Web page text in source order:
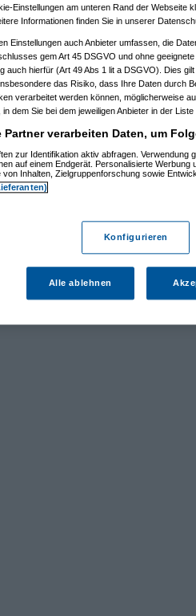
Einstellungen am unteren Rand der Webseite
Informationen finden Sie in unserer
Einstellungen auch Anbieter umfassen, die
gem Art 45 DSGVO und ohne
auch hierfür (Art 49 Abs 1 lit a DSGVO). Dies
das Risiko, dass Ihre Daten durch
verarbeitet werden können, möglicherweise
dem Sie bei dem jeweiligen Anbieter in der
Partner verarbeiten Daten, um
zur Identifikation aktiv abfragen. Verwendung
auf einem Endgerät. Personalisierte Werbung
Inhalten, Zielgruppenforschung sowie
Konfigurieren
Alle ablehnen